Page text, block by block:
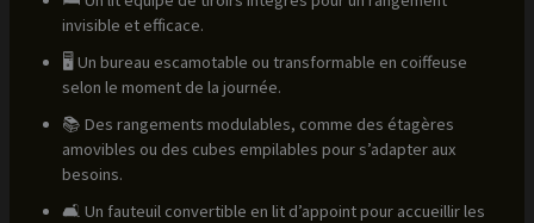
invisible et efficace.
🖥️ Un bureau escamotable ou transformable en coiffeuse
selon le moment de la journée.
📚 Des rangements modulables, comme des étagères
amovibles ou des cubes empilables pour s’adapter aux
besoins.
🛋️ Un fauteuil convertible en lit d’appoint pour accueillir les